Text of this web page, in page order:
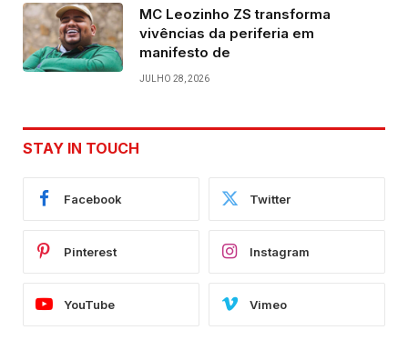
MC Leozinho ZS transforma
vivências da periferia em
manifesto de
JULHO 28, 2026
STAY IN TOUCH
Facebook Twitter
Pinterest Instagram
YouTube Vimeo